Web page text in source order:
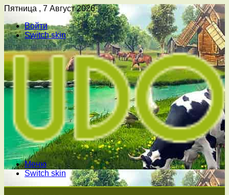
Пятница , 7 Август 2026
Войти
Switch skin
Меню
Switch skin